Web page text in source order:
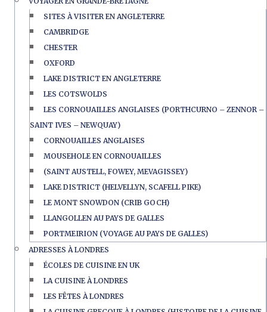
SITES À VISITER EN ANGLETERRE
CAMBRIDGE
CHESTER
OXFORD
LAKE DISTRICT EN ANGLETERRE
LES COTSWOLDS
LES CORNOUAILLES ANGLAISES (PORTHCURNO – ZENNOR –
SAINT IVES – NEWQUAY)
CORNOUAILLES ANGLAISES
MOUSEHOLE EN CORNOUAILLES
(SAINT AUSTELL, FOWEY, MEVAGISSEY)
LAKE DISTRICT (HELVELLYN, SCAFELL PIKE)
LE MONT SNOWDON (CRIB GOCH)
LLANGOLLEN AU PAYS DE GALLES
PORTMEIRION (VOYAGE AU PAYS DE GALLES)
ADRESSES À LONDRES
ÉCOLES DE CUISINE EN UK
LA CUISINE À LONDRES
LES FÊTES À LONDRES